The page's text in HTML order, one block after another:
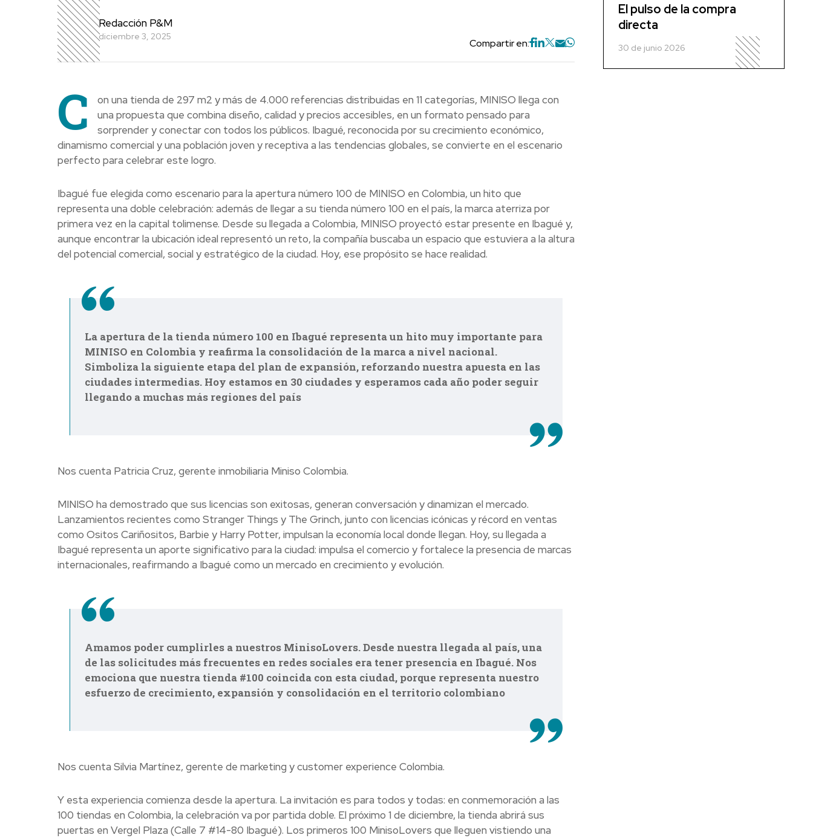
Redacción P&M
diciembre 3, 2025
Compartir en:
C
on una tienda de 297 m2 y más de 4.000 referencias distribuidas en 11 categorías, MINISO llega con
una propuesta que combina diseño, calidad y precios accesibles, en un formato pensado para
sorprender y conectar con todos los públicos. Ibagué, reconocida por su crecimiento económico,
dinamismo comercial y una población joven y receptiva a las tendencias globales, se convierte en el escenario
perfecto para celebrar este logro.
Ibagué fue elegida como escenario para la apertura número 100 de MINISO en Colombia, un hito que
representa una doble celebración: además de llegar a su tienda número 100 en el país, la marca aterriza por
primera vez en la capital tolimense. Desde su llegada a Colombia, MINISO proyectó estar presente en Ibagué y,
aunque encontrar la ubicación ideal representó un reto, la compañía buscaba un espacio que estuviera a la altura
del potencial comercial, social y estratégico de la ciudad. Hoy, ese propósito se hace realidad.
La apertura de la tienda número 100 en Ibagué representa un hito muy importante para
MINISO en Colombia y reafirma la consolidación de la marca a nivel nacional.
Simboliza la siguiente etapa del plan de expansión, reforzando nuestra apuesta en las
ciudades intermedias. Hoy estamos en 30 ciudades y esperamos cada año poder seguir
llegando a muchas más regiones del país
Nos cuenta Patricia Cruz, gerente inmobiliaria Miniso Colombia.
MINISO ha demostrado que sus licencias son exitosas, generan conversación y dinamizan el mercado.
Lanzamientos recientes como Stranger Things y The Grinch, junto con licencias icónicas y récord en ventas
como Ositos Cariñositos, Barbie y Harry Potter, impulsan la economía local donde llegan. Hoy, su llegada a
Ibagué representa un aporte significativo para la ciudad: impulsa el comercio y fortalece la presencia de marcas
internacionales, reafirmando a Ibagué como un mercado en crecimiento y evolución.
Amamos poder cumplirles a nuestros MinisoLovers. Desde nuestra llegada al país, una
de las solicitudes más frecuentes en redes sociales era tener presencia en Ibagué. Nos
emociona que nuestra tienda #100 coincida con esta ciudad, porque representa nuestro
esfuerzo de crecimiento, expansión y consolidación en el territorio colombiano
Nos cuenta Silvia Martínez, gerente de marketing y customer experience Colombia.
Y esta experiencia comienza desde la apertura. La invitación es para todos y todas: en conmemoración a las
100 tiendas en Colombia, la celebración va por partida doble. El próximo 1 de diciembre, la tienda abrirá sus
puertas en Vergel Plaza (Calle 7 #14-80 Ibagué). Los primeros 100 MinisoLovers que lleguen vistiendo una
El pulso de la compra
directa
30 de junio 2026